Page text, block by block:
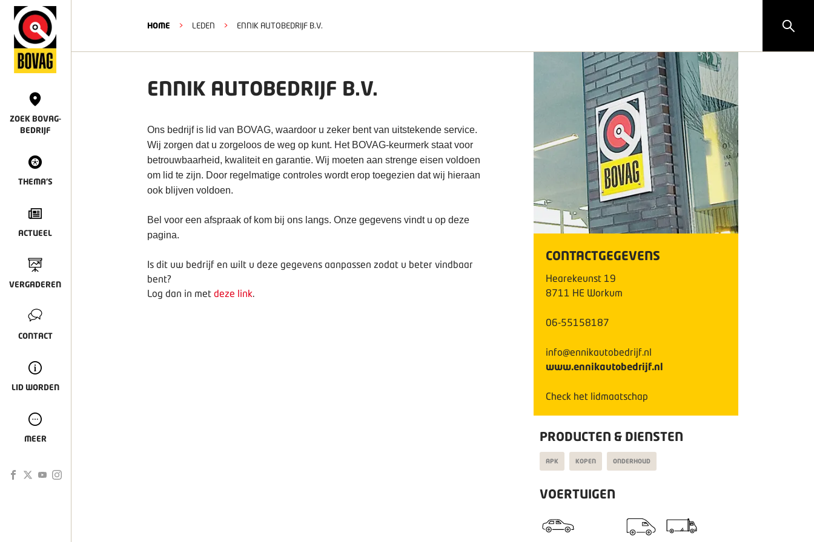
ZOEK BOVAG-
BEDRIJF
THEMA'S
ACTUEEL
VERGADEREN
CONTACT
LID WORDEN
MEER
HOME > LEDEN > ENNIK AUTOBEDRIJF B.V.
ENNIK AUTOBEDRIJF B.V.
Ons bedrijf is lid van BOVAG, waardoor u zeker bent van uitstekende service.
Wij zorgen dat u zorgeloos de weg op kunt. Het BOVAG-keurmerk staat voor
betrouwbaarheid, kwaliteit en garantie. Wij moeten aan strenge eisen voldoen
om lid te zijn. Door regelmatige controles wordt erop toegezien dat wij hieraan
ook blijven voldoen.
Bel voor een afspraak of kom bij ons langs. Onze gegevens vindt u op deze
pagina.
Is dit uw bedrijf en wilt u deze gegevens aanpassen zodat u beter vindbaar
bent?
Log dan in met deze link.
CONTACTGEGEVENS
Hearekeunst 19
8711 HE Workum
06-55158187
info@ennikautobedrijf.nl
www.ennikautobedrijf.nl
Check het lidmaatschap
PRODUCTEN & DIENSTEN
APK KOPEN ONDERHOUD
VOERTUIGEN